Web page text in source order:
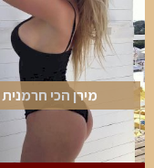
מירן הכי חרמנית